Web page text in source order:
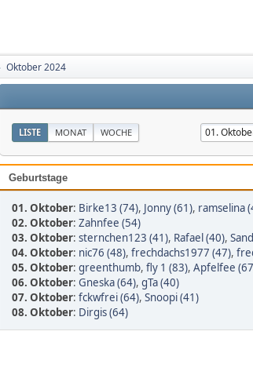
Oktober 2024
LISTE MONAT WOCHE
Geburtstage
01. Oktober: Birke13 (74), Jonny (61), ramselina
02. Oktober: Zahnfee (54)
03. Oktober: sternchen123 (41), Rafael (40),
04. Oktober: nic76 (48), frechdachs1977 (47),
05. Oktober: greenthumb, fly 1 (83), Apfelfee
06. Oktober: Gneska (64), gTa (40)
07. Oktober: fckwfrei (64), Snoopi (41)
08. Oktober: Dirgis (64)